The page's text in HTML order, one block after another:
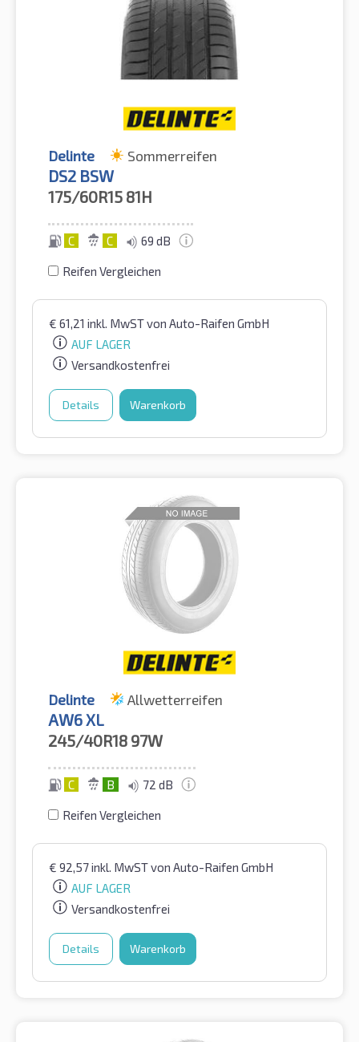
Delinte Sommerreifen
DS2 BSW
175/60R15 81H
C C 69 dB
Reifen Vergleichen
€ 61,21 inkl. MwSTvon Auto-Raifen GmbH
AUF LAGER
Versandkostenfrei
Details Warenkorb
Delinte Allwetterreifen
AW6 XL
245/40R18 97W
C B 72 dB
Reifen Vergleichen
€ 92,57inkl. MwSTvon Auto-Raifen GmbH
AUF LAGER
Versandkostenfrei
Details Warenkorb